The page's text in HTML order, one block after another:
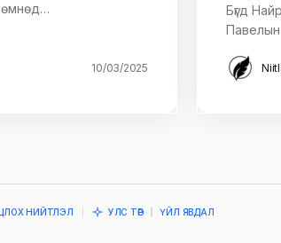
өмнөд…
10/03/2025
Бүгд
НИЙТЛЭЛ УЛС ТӨР
ҮЙЛ ЯВДАЛ